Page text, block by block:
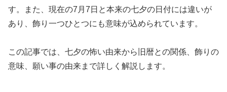
す。また、現在の7月7日と本来の七夕の日付には違いが
あり、飾り一つひとつにも意味が込められています。
この記事では、七夕の怖い由来から旧暦との関係、飾りの
意味、願い事の由来まで詳しく解説します。